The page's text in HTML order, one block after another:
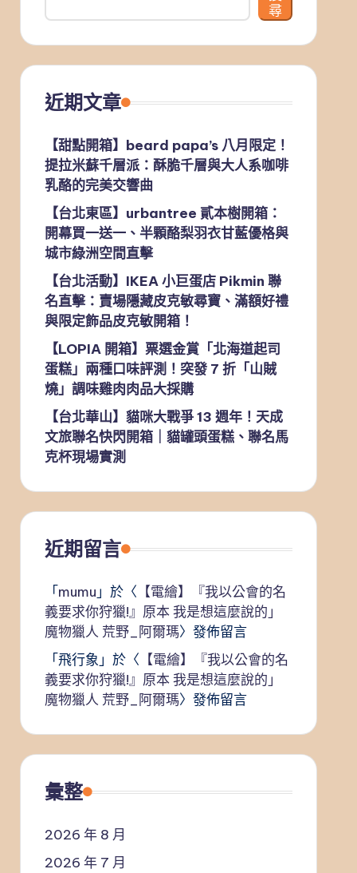
尋
近期文章
【甜點開箱】beard papa’s 八月限定！
提拉米蘇千層派：酥脆千層與大人系咖啡
乳酪的完美交響曲
【台北東區】urbantree 貳本樹開箱：
開幕買一送一、半顆酪梨羽衣甘藍優格與
城市綠洲空間直擊
【台北活動】IKEA 小巨蛋店 Pikmin 聯
名直擊：賣場隱藏皮克敏尋寶、滿額好禮
與限定飾品皮克敏開箱！
【LOPIA 開箱】票選金賞「北海道起司
蛋糕」兩種口味評測！突發 7 折「山賊
燒」調味雞肉肉品大採購
【台北華山】貓咪大戰爭 13 週年！天成
文旅聯名快閃開箱｜貓罐頭蛋糕、聯名馬
克杯現場實測
近期留言
「mumu 」於〈 【電繪】『我以公會的名
義要求你狩獵!』原本 我是想這麼說的」
魔物獵人 荒野_阿爾瑪〉發佈留言
「飛行象 」於〈 【電繪】『我以公會的名
義要求你狩獵!』原本 我是想這麼說的」
魔物獵人 荒野_阿爾瑪〉發佈留言
彙整
2026 年 8 月
2026 年 7 月